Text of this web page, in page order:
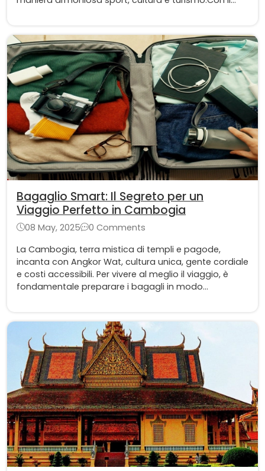
le risorse naturali e culturali della regione.
Bagaglio Smart: Il Segreto per un
Viaggio Perfetto in Cambogia
08 May, 2025
0 Comments
La Cambogia, terra mistica di templi e pagode,
incanta con Angkor Wat, cultura unica, gente cordiale
e costi accessibili. Per vivere al meglio il viaggio, è
fondamentale preparare i bagagli in modo